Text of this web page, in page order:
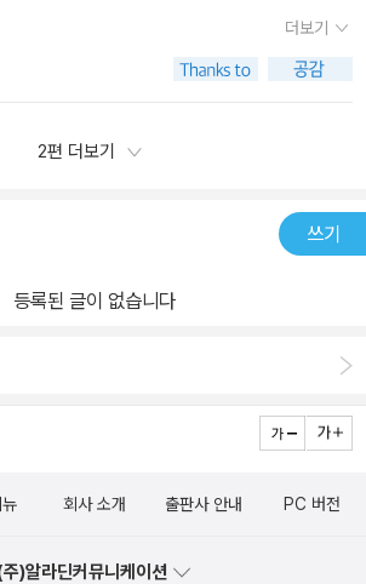
해보며 더 나은 우리나라로 나아갈 수 있을 나
라고 소신발언해본다.
하는 마지막 수업이니 오늘은 너희도 다른 수
그 밤이 어머니와 마지막으로 자는 밤이라
걸까?- P34나는 아무것도 믿고 싶지 않았지.
만 아무것도!내 친구에게 무슨 일이 일어나서
따랐지.- P61하지만 내가 누구냐? 나는 수학
혀 나가다 보면 그들을 찾는 게 꼭 불가능한
뿐일지도 모른다.- P90
더보기
2편 더보기
쓰기
등록된 글이 없습니다
회사 소개 출판사 안내 PC 버전
)알라딘커뮤니케이션